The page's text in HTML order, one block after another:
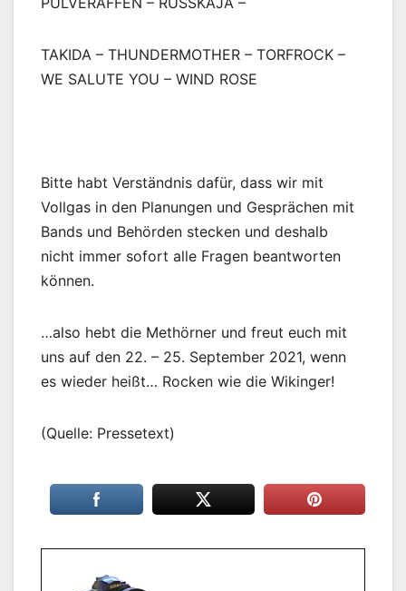
TAKIDA – THUNDERMOTHER – TORFROCK –
WE SALUTE YOU – WIND ROSE
Bitte habt Verständnis dafür, dass wir mit
Vollgas in den Planungen und Gesprächen mit
Bands und Behörden stecken und deshalb
nicht immer sofort alle Fragen beantworten
können.
…also hebt die Methörner und freut euch mit
uns auf den 22. – 25. September 2021, wenn
es wieder heißt… Rocken wie die Wikinger!
(Quelle: Pressetext)